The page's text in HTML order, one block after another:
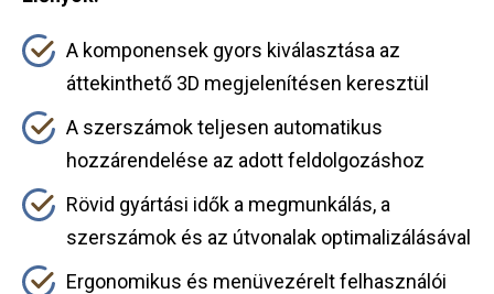
A komponensek gyors kiválasztása az
áttekinthető 3D megjelenítésen keresztül
A szerszámok teljesen automatikus
hozzárendelése az adott feldolgozáshoz
Rövid gyártási idők a megmunkálás, a
szerszámok és az útvonalak optimalizálásával
Ergonomikus és menüvezérelt felhasználói